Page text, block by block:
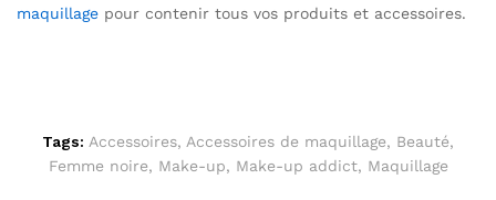
maquillage pour contenir tous vos produits et accessoires.
Tags: Accessoires, Accessoires de maquillage, Beauté,
Femme noire, Make-up, Make-up addict, Maquillage